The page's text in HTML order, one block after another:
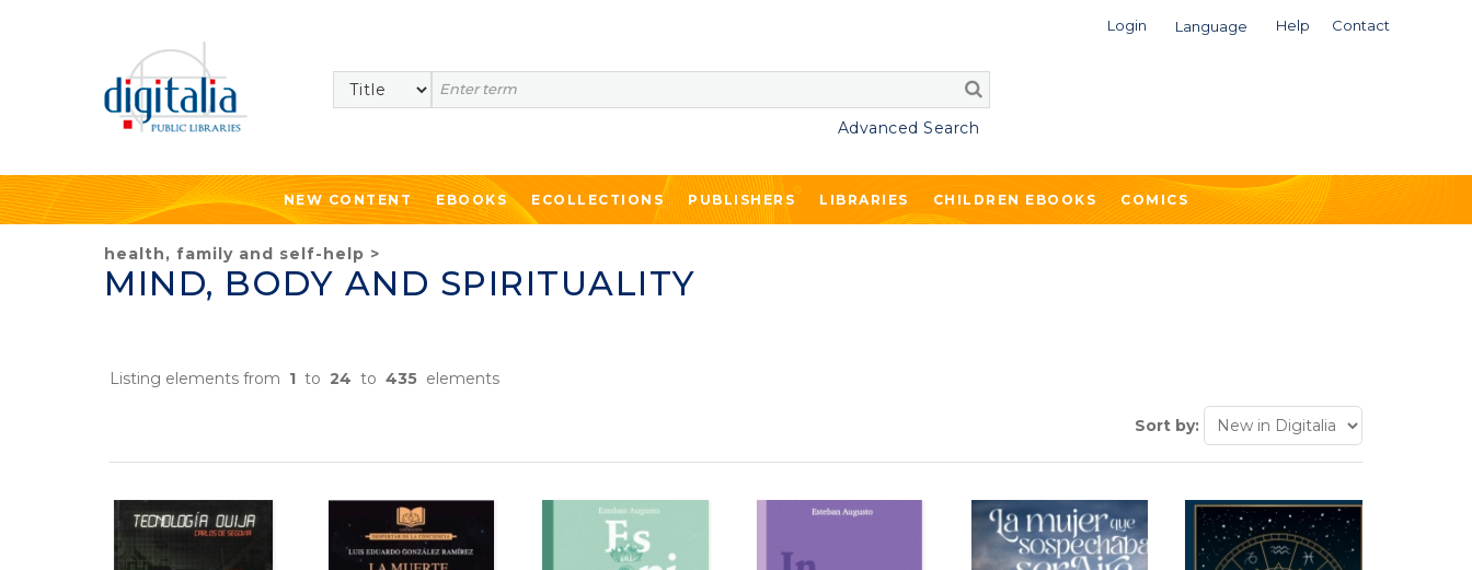
Login Language Help Contact
Search
Advanced Search
NEW CONTENT EBOOKS ECOLLECTIONS PUBLISHERS LIBRARIES CHILDREN EBOOKS COMICS
health, family and self-help >
MIND, BODY AND SPIRITUALITY
Listing elements from 1 to 24 to 435 elements
Sort by: